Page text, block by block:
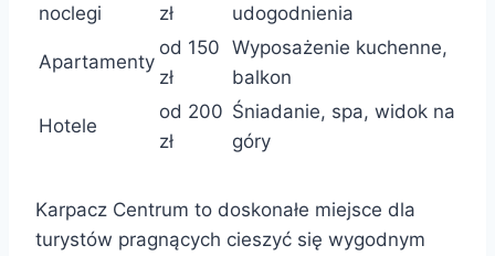
noclegi
zł
udogodnienia
Apartamenty
od 150
zł
Wyposażenie kuchenne,
balkon
Hotele
od 200
zł
Śniadanie, spa, widok na
góry
Karpacz Centrum to doskonałe miejsce dla
turystów pragnących cieszyć się wygodnym